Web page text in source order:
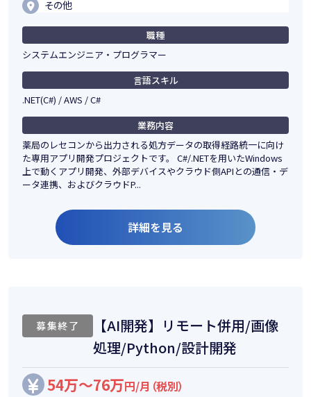
その他
職種
システムエンジニア・プログラマー
言語スキル
.NET(C#) / AWS / C#
業務内容
薬局のレセコンから出力される処方データの取得経路統一に向け
た専用アプリ開発プロジェクトです。 C#/.NETを用いたWindows
上で動くアプリ開発、外部デバイスやクラウド側APIとの通信・デ
ータ連携、およびクラウドP...
詳細を見る
募集終了
【AI開発】リモート併用/画像
処理/Python/設計開発
54万～76万円/月（税別）